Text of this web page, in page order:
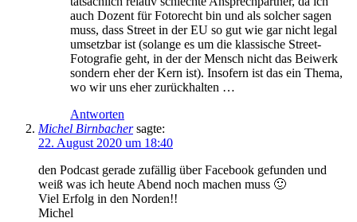
auch Dozent für Fotorecht bin und als solcher sagen
muss, dass Street in der EU so gut wie gar nicht legal
umsetzbar ist (solange es um die klassische Street-
Fotografie geht, in der der Mensch nicht das Beiwerk
sondern eher der Kern ist). Insofern ist das ein Thema,
wo wir uns eher zurückhalten …
Antworten
Michel Birnbacher sagte:
22. August 2020 um 18:40
den Podcast gerade zufällig über Facebook gefunden und
weiß was ich heute Abend noch machen muss 🙂
Viel Erfolg in den Norden!!
Michel